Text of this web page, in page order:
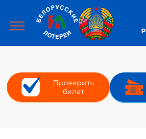
Проверить
билет